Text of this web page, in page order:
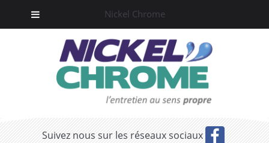
Suivez nous sur les réseaux sociaux
Nickel Chrome